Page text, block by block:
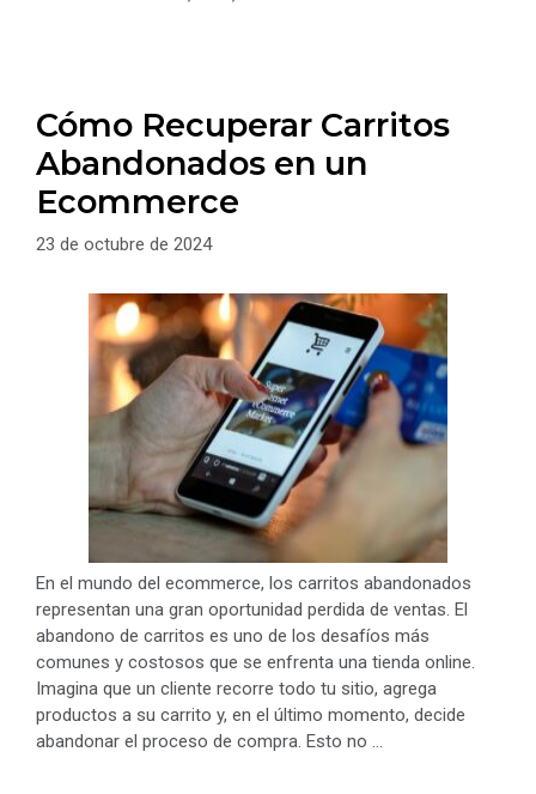
Cómo Recuperar Carritos
Abandonados en un
Ecommerce
23 de octubre de 2024
En el mundo del ecommerce, los carritos abandonados
representan una gran oportunidad perdida de ventas. El
abandono de carritos es uno de los desafíos más
comunes y costosos que se enfrenta una tienda online.
Imagina que un cliente recorre todo tu sitio, agrega
productos a su carrito y, en el último momento, decide
abandonar el proceso de compra. Esto no …